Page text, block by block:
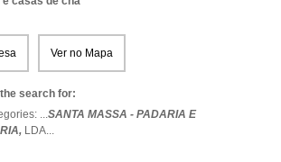
Ver no Mapa
search for:
...SANTA MASSA - PADARIA E
LDA...